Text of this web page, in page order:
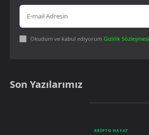
Okudum ve kabul ediyorum Gizlilik Sözleşmesi
Son Yazılarımız
KRIPTO HAYAT